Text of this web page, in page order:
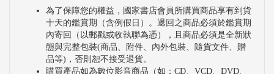
為了保障您的權益，國家書店會員所購買商品享有到貨
十天的鑑賞期（含例假日）。退回之商品必須於鑑賞期
內寄回（以郵戳或收執聯為憑），且商品必須是全新狀
態與完整包裝(商品、附件、內外包裝、隨貨文件、贈
品等)，否則恕不接受退貨。
購買產品如為數位影音商品（如：CD、VCD、DVD、